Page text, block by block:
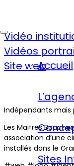
Accueil
Sites
Vidéo
Vidéos
Site web
Indépendants mais
Les Maitres
association d’une
installés dans le